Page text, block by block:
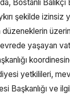
Bostanlı Balıkçı
şekilde izinsiz
düzeneklerin
yaşayan
yetkilileri,
Başkanlığı ve